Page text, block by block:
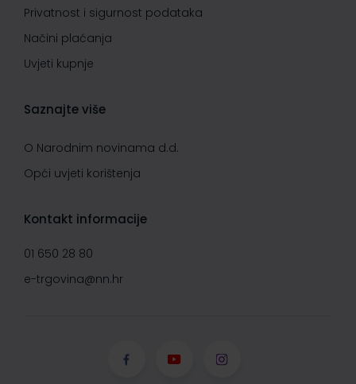
Privatnost i sigurnost podataka
Načini plaćanja
Uvjeti kupnje
Saznajte više
O Narodnim novinama d.d.
Opći uvjeti korištenja
Kontakt informacije
01 650 28 80
e-trgovina@nn.hr